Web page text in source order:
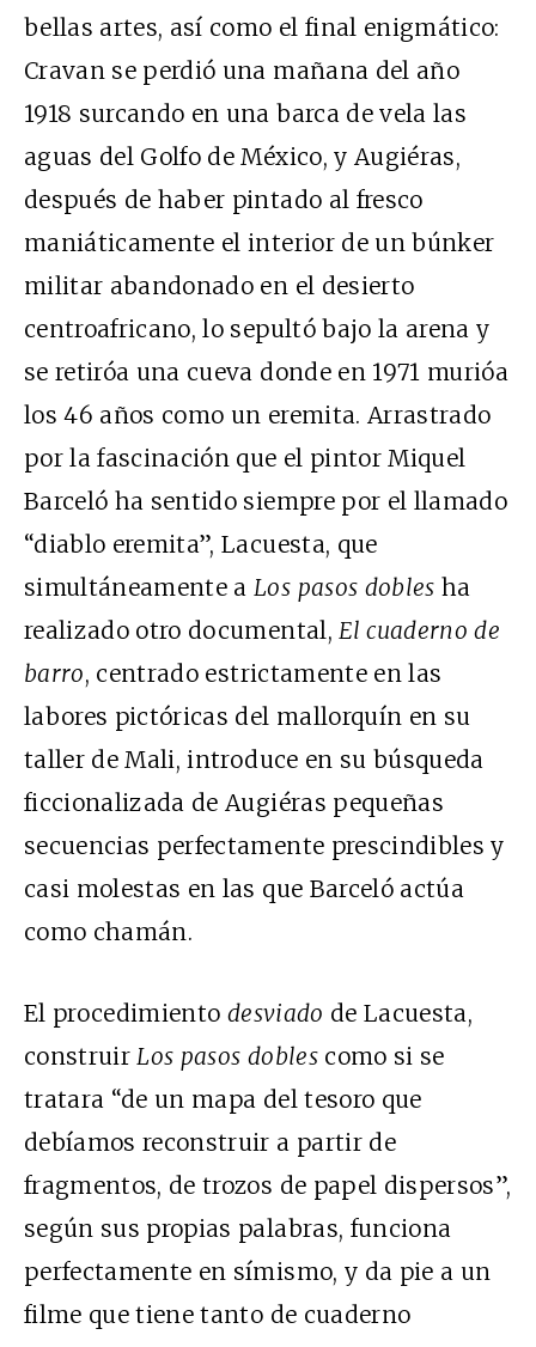
bellas artes, así como el final enigmático:
Cravan se perdió una mañana del año
1918 surcando en una barca de vela las
aguas del Golfo de México, y Augiéras,
después de haber pintado al fresco
maniáticamente el interior de un búnker
militar abandonado en el desierto
centroafricano, lo sepultó bajo la arena y
se retiróa una cueva donde en 1971 murióa
los 46 años como un eremita. Arrastrado
por la fascinación que el pintor Miquel
Barceló ha sentido siempre por el llamado
“diablo eremita”, Lacuesta, que
simultáneamente aLos pasos dobles ha
realizado otro documental,El cuaderno de
barro, centrado estrictamente en las
labores pictóricas del mallorquín en su
taller de Mali, introduce en su búsqueda
ficcionalizada de Augiéras pequeñas
secuencias perfectamente prescindibles y
casi molestas en las que Barceló actúa
como chamán.
El procedimiento desviado de Lacuesta,
construirLos pasos doblescomo si se
tratara “de un mapa del tesoro que
debíamos reconstruir a partir de
fragmentos, de trozos de papel dispersos”,
según sus propias palabras, funciona
perfectamente en símismo, y da pie a un
filme que tiene tanto de cuaderno